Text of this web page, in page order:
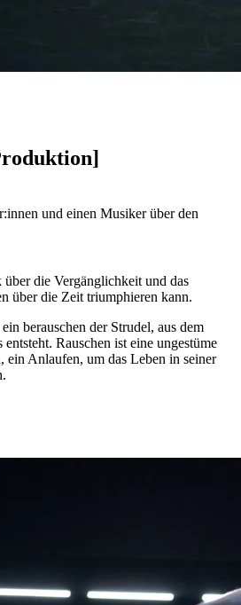
und einen Musiker über den
die Ver­gänglichkeit und das
über die Zeit triumphieren kann.
berauschen­ der Strudel, aus dem
Rauschen ist eine un­gestüme
ein Anlaufen, um das Leben in seiner